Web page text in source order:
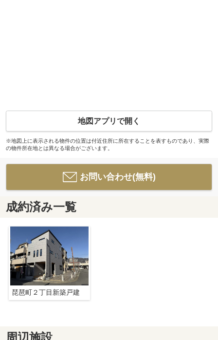
地図アプリで開く
※地図上に表示される物件の位置は付近住所に所在することを表すものであり、実際
の物件所在地とは異なる場合がございます。
お問い合わせ(無料)
成約済み一覧
琵琶町２丁目新築戸建
周辺施設